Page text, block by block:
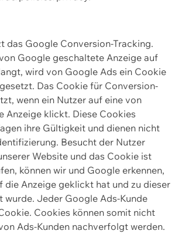
das Google Conversion-Tracking.
Google geschaltete Anzeige auf
wird von Google Ads ein Cookie
Das Cookie für Conversion-
wenn ein Nutzer auf eine von
Anzeige klickt. Diese Cookies
ihre Gültigkeit und dienen nicht
Besucht der Nutzer
Website und das Cookie ist
können wir und Google erkennen,
die Anzeige geklickt hat und zu dieser
wurde. Jeder Google Ads-Kunde
Cookies können somit nicht
Ads-Kunden nachverfolgt werden.